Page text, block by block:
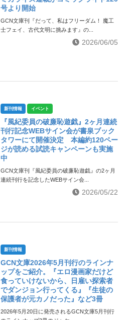
号より開始
GCN文庫刊『だって、私はフリーダム！ 魔工
士フェイ、古代文明に挑みます』の...
2026/06/05
新刊情報 イベント
『風紀委員の破廉恥遊戯』2ヶ月連続
刊行記念WEBサイン会が書泉ブック
タワーにて開催決定 本編約120ペー
ジが読める試読キャンペーンも実施
中
GCN文庫刊『風紀委員の破廉恥遊戯』の2ヶ月
連続刊行を記念したWEBサイン会...
2026/05/22
新刊情報
GCN文庫2026年5月刊行のラインナ
ップをご紹介。『エロ漫画家だけど
食っていけないから、日雇い探索者
でダンジョン行ってくる』『生徒の
保護者が元カノだった』など3冊
2026年5月20日に発売されるGCN文庫5月刊行